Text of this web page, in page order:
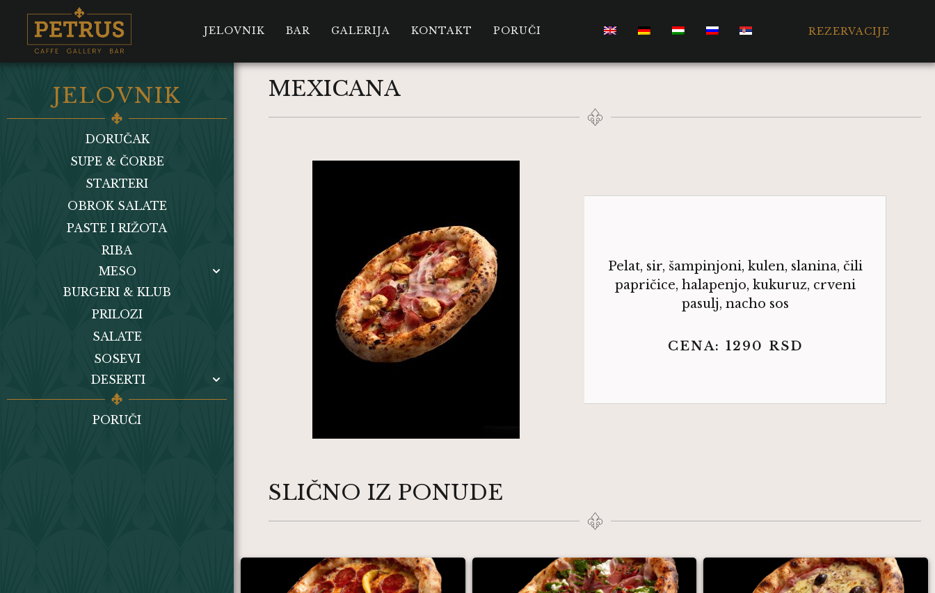
JELOVNIK BAR GALERIJA KONTAKT PORUČI REZERVACIJE
JELOVNIK
DORUČAK
SUPE & ČORBE
STARTERI
OBROK SALATE
PASTE I RIŽOTA
RIBA
MESO
BURGERI & KLUB
PRILOZI
SALATE
SOSEVI
DESERTI
PORUČI
MEXICANA
Pelat, sir, šampinjoni, kulen, slanina, čili
papričice, halapenjo, kukuruz, crveni
pasulj, nacho sos
CENA: 1290 RSD
SLIČNO IZ PONUDE